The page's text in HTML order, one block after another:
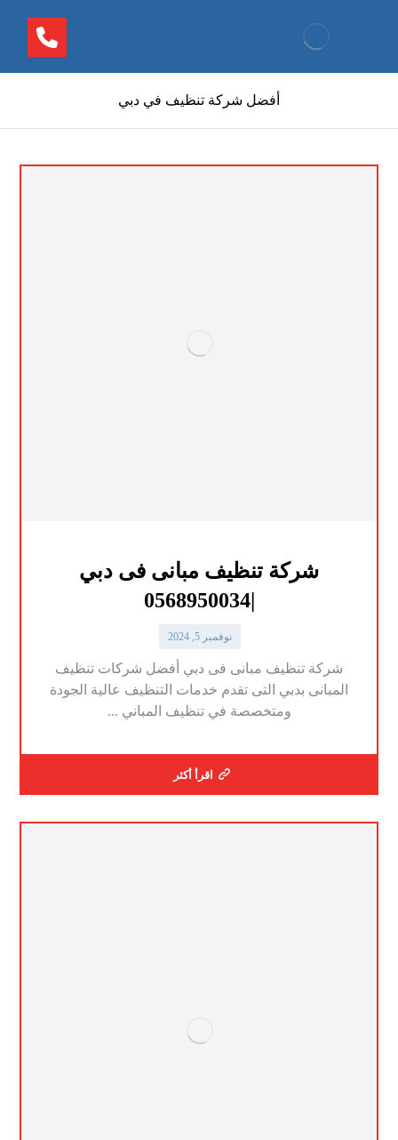
أفضل شركة تنظيف في دبي
شركة تنظيف مبانى فى دبي
|0568950034
نوفمبر 5, 2024
شركة تنظيف مبانى فى دبي أفضل شركات تنظيف
المبانى بدبي التى تقدم خدمات التنظيف عالية الجودة
ومتخصصة في تنظيف المباني ...
اقرأ أكثر